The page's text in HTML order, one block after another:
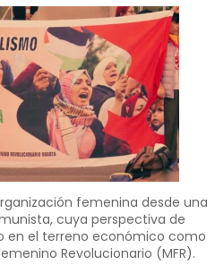
femenina desde una
cuya perspec­tiva de
en el terreno económico como
Revo­lucionario (MFR).